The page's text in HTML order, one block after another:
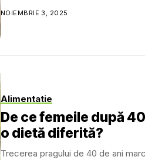
NOIEMBRIE 3, 2025
Alimentatie
De ce femeile după
o dietă diferită?
Trecerea pragului de 40 de ani